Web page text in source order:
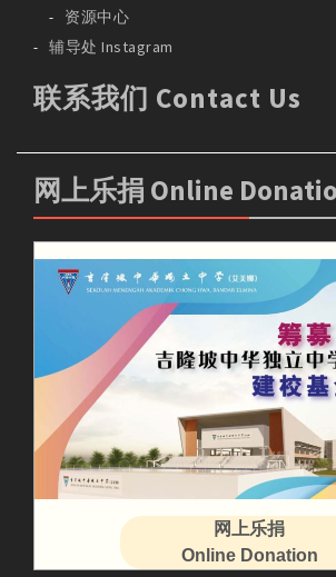
资源中心
辅导处 Instagram
联系我们 Contact Us
网上乐捐 Online
网上乐捐
Online Donation